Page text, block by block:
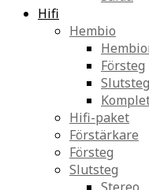
Hifi
Hembio
Försteg
Slutsteg
Hifi-paket
Förstärkare
Försteg
Slutsteg